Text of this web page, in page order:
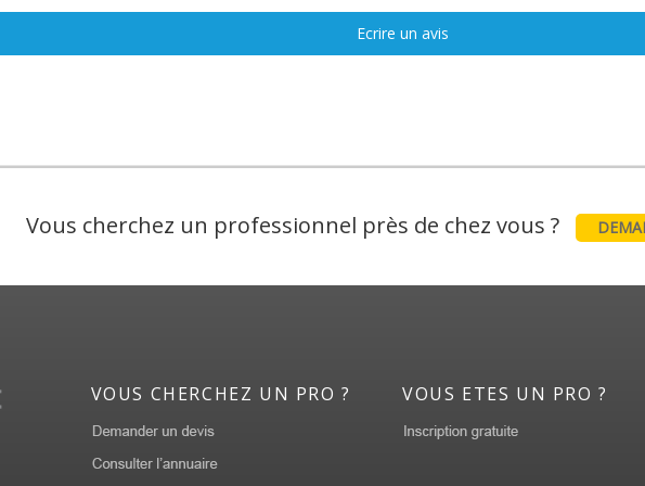
Ecrire un avis
Vous cherchez un professionnel près de chez vous ?
VOUS CHERCHEZ UN PRO ? VOUS ETES UN PRO ?